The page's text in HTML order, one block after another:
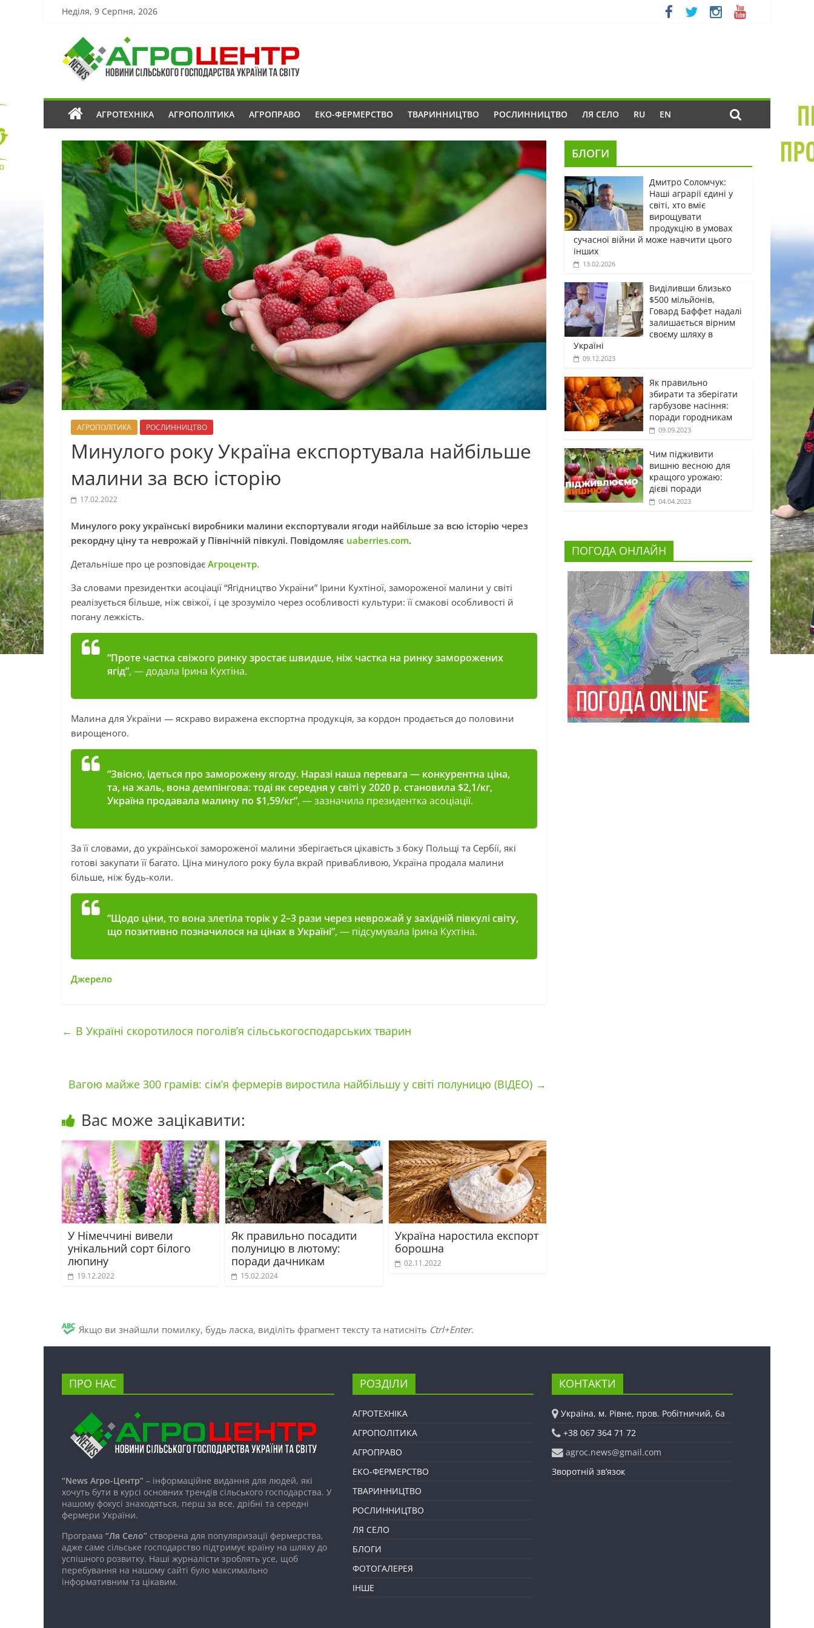
Неділя, 9 Серпня, 2026
АГРОТЕХНІКА АГРОПОЛІТИКА АГРОПРАВО ЕКО-ФЕРМЕРСТВО ТВАРИННИЦТВО РОСЛИННИЦТВО ЛЯ СЕЛО RU EN
АГРОПОЛІТИКА РОСЛИННИЦТВО
Минулого року Україна експортувала найбільше
малини за всю історію
17.02.2022
Минулого року українські виробники малини експортували ягоди найбільше за всю історію через
рекордну ціну та неврожай у Північній півкулі. Повідомляє uaberries.com.
Детальніше про це розповідає Агроцентр.
За словами президентки асоціації “Ягідництво України” Ірини Кухтіної, замороженої малини у світі
реалізується більше, ніж свіжої, і це зрозуміло через особливості культури: її смакові особливості й
погану лежкість.
“Проте частка свіжого ринку зростає швидше, ніж частка на ринку заморожених
ягід”, — додала Ірина Кухтіна.
Малина для України — яскраво виражена експортна продукція, за кордон продається до половини
вирощеного.
“Звісно, ідеться про заморожену ягоду. Наразі наша перевага — конкурентна ціна,
та, на жаль, вона демпінгова: тоді як середня у світі у 2020 р. становила $2,1/кг,
Україна продавала малину по $1,59/кг”, — зазначила президентка асоціації.
За її словами, до української замороженої малини зберігається цікавість з боку Польщі та Сербії, які
готові закупати її багато. Ціна минулого року була вкрай привабливою, Україна продала малини
більше, ніж будь-коли.
“Щодо ціни, то вона злетіла торік у 2–3 рази через неврожай у західній півкулі світу,
що позитивно позначилося на цінах в Україні”, — підсумувала Ірина Кухтіна.
Джерело
← В Україні скоротилося поголів’я сільськогосподарських тварин
Вагою майже 300 грамів: сім’я фермерів виростила найбільшу у світі полуницю (ВІДЕО) →
Вас може зацікавити:
У Німеччині вивели
унікальний сорт білого
люпину
19.12.2022
Як правильно посадити
полуницю в лютому:
поради дачникам
15.02.2024
Україна наростила експорт
борошна
02.11.2022
БЛОГИ
Дмитро Соломчук:
Наші аграрії єдині у
світі, хто вміє
вирощувати
продукцію в умовах
сучасної війни й може навчити цього
інших
13.02.2026
Виділивши близько
$500 мільйонів,
Говард Баффет надалі
залишається вірним
своєму шляху в
Україні
09.12.2023
Як правильно
збирати та зберігати
гарбузове насіння:
поради городникам
09.09.2023
Чим підживити
вишню весною для
кращого урожаю:
дієві поради
04.04.2023
ПОГОДА ОНЛАЙН
Якщо ви знайшли помилку, будь ласка, виділіть фрагмент тексту та натисніть Ctrl+Enter.
ПРО НАС
“News Агро-Центр” – інформаційне видання для людей, які
хочуть бути в курсі основних трендів сільського господарства. У
нашому фокусі знаходяться, перш за все, дрібні та середні
фермери України.
Програма “Ля Село” створена для популяризації фермерства,
адже саме сільське господарство підтримує країну на шляху до
успішного розвитку. Наші журналісти зроблять усе, щоб
перебування на нашому сайті було максимально
інформативним та цікавим.
РОЗДІЛИ
АГРОТЕХНІКА
АГРОПОЛІТИКА
АГРОПРАВО
ЕКО-ФЕРМЕРСТВО
ТВАРИННИЦТВО
РОСЛИННИЦТВО
ЛЯ СЕЛО
БЛОГИ
ФОТОГАЛЕРЕЯ
ІНШЕ
КОНТАКТИ
Україна, м. Рівне, пров. Робітничий, 6а
+38 067 364 71 72
agroc.news@gmail.com
Зворотній зв’язок